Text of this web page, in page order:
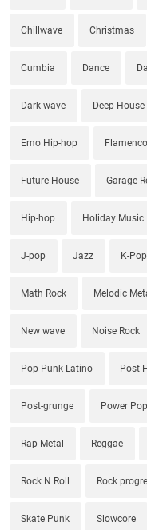
Chillwave Christmas
Cumbia Dance
Dark wave Deep House
Emo Hip-hop Flamenco
Future House Garage
Hip-hop Holiday Music
J-pop Jazz K-Pop
Math Rock Melodic
New wave Noise Rock
Pop Punk Latino Post-
Post-grunge Power Pop
Rap Metal Reggae
Rock N Roll Rock
Skate Punk Slowcore